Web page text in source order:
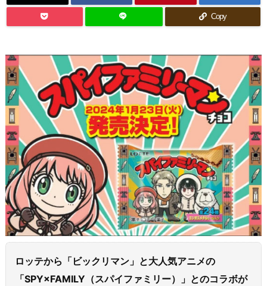
Copy
ロッテから「ビックリマン」と大人気アニメの
「SPY×FAMILY（スパイファミリー）」とのコラボが